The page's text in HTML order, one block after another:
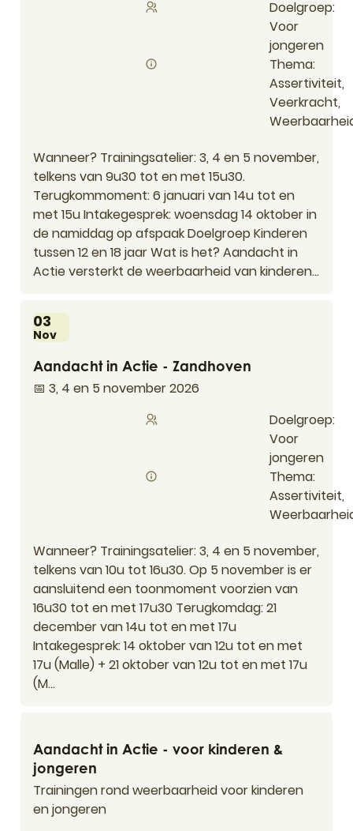
Doelgroep
Voor
jongeren
Thema
Assertiviteit,
Veerkracht,
Wanneer? Trainingsatelier: 3, 4 en 5 november,
telkens van 9u30 tot en met 15u30.
Terugkommoment: 6 januari van 14u tot en
met 15u Intakegesprek: woensdag 14 oktober in
de namiddag op afspaak Doelgroep Kinderen
tussen 12 en 18 jaar Wat is het? Aandacht in
Actie versterkt de weerbaarheid van kinderen...
Di
03
Nov
Aandacht in Actie - Zandhoven
📅 3, 4 en 5 november 2026
Doelgroep
Voor
jongeren
Thema
Assertiviteit,
Wanneer? Trainingsatelier: 3, 4 en 5 november,
telkens van 10u tot 16u30. Op 5 november is er
aansluitend een toonmoment voorzien van
16u30 tot en met 17u30 Terugkomdag: 21
december van 14u tot en met 17u
Intakegesprek: 14 oktober van 12u tot en met
17u (Malle) + 21 oktober van 12u tot en met 17u
(M...
Aandacht in Actie - voor kinderen &
jongeren
Trainingen rond weerbaarheid voor kinderen
en jongeren